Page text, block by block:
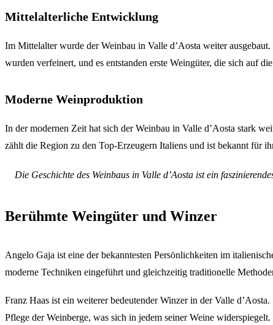
Mittelalterliche Entwicklung
Im Mittelalter wurde der Weinbau in Valle d’Aosta weiter
wurden verfeinert, und es entstanden erste Weingüter, die sich auf
Moderne Weinproduktion
In der modernen Zeit hat sich der Weinbau in Valle d’Aosta stark
zählt die Region zu den Top-Erzeugern Italiens und ist bekannt für
Die Geschichte des Weinbaus in Valle d’Aosta ist ein
Berühmte Weingüter und Winzer
Angelo Gaja ist eine der bekanntesten Persönlichkeiten im
moderne Techniken eingeführt und gleichzeitig traditionelle
Franz Haas ist ein weiterer bedeutender Winzer in der Valle
Pflege der Weinberge, was sich in jedem seiner Weine widerspiegelt.